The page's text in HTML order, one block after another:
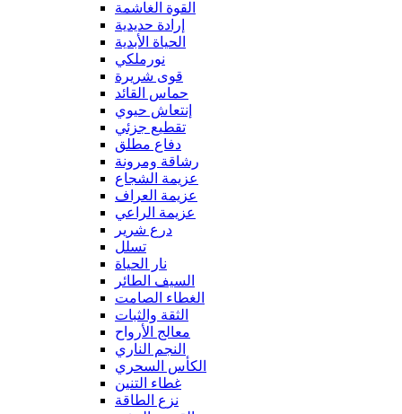
القوة الغاشمة
إرادة حديدية
الحياة الأبدية
نورملكي
قوى شريرة
حماس القائد
إنتعاش حيوي
تقطيع جزئي
دفاع مطلق
رشاقة ومرونة
عزيمة الشجاع
عزيمة العراف
عزيمة الراعي
درع شرير
تسلل
نار الحياة
السيف الطائر
الغطاء الصامت
الثقة والثبات
معالج الأرواح
النجم الناري
الكأس السحري
غطاء التنين
نزع الطاقة